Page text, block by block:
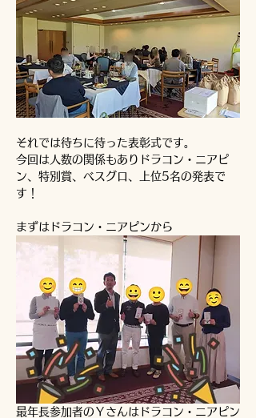
それでは待ちに待った表彰式です。
今回は人数の関係もありドラコン・ニアピ
ン、特別賞、ベスグロ、上位5名の発表で
す！
まずはドラコン・ニアピンから
最年長参加者のＹさんはドラコン・ニアピン